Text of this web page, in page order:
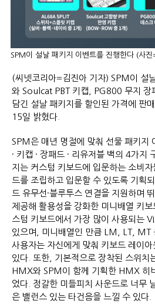
SPM이 설날 패키지 이벤트를 진행한다 (사진
(씨넷코리아=김진아 기자) SPM이 설
와 Soulcat PBT 키캡, PG800 무지 장
담긴 설날 패키지를 할인된 가격에 판
15일 밝혔다.
SPM은 매년 명절에 맞춰 선물 패키지
· 키캡 · 장패드 · 리유저블 백의 4가지
지는 커스텀 키보드에 입문하는 소비
드를 조립하고 입문할 수 있도록 기획
드 유무선·블루투스 연결을 지원하며
제공해 활용성을 강화한 미니배열 키
스텀 키보드에서 가장 많이 사용되는
있으며, 미니배열인 만큼 LM, LT, MT
사용자는 자신에게 맞춰 키보드 레이
있다. 또한, 기본적으로 장착된 스위치
HMX와 SPM이 함께 기획한 HMX 히
었다. 정갈한 미들피치 사운드로 너무
은 밸런스 있는 타건음을 느낄 수 있다.